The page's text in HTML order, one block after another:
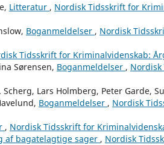
Litteratur , Nordisk Tidsskrift for
Boganmeldelser , Nordisk
Tidsskrift for Kriminalvidenskab:
Sørensen, Boganmeldelser ,
Lars Holmberg, Peter Garde,
Boganmeldelser , Nordisk
, Nordisk Tidsskrift for
af bagatelagtige sager , Nordisk